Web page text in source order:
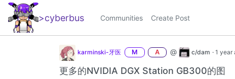
>cyberbus Communities Create Post
karminski-牙医 M A @ c/dam · 1 year
更多的NVIDIA DGX Station GB300的图